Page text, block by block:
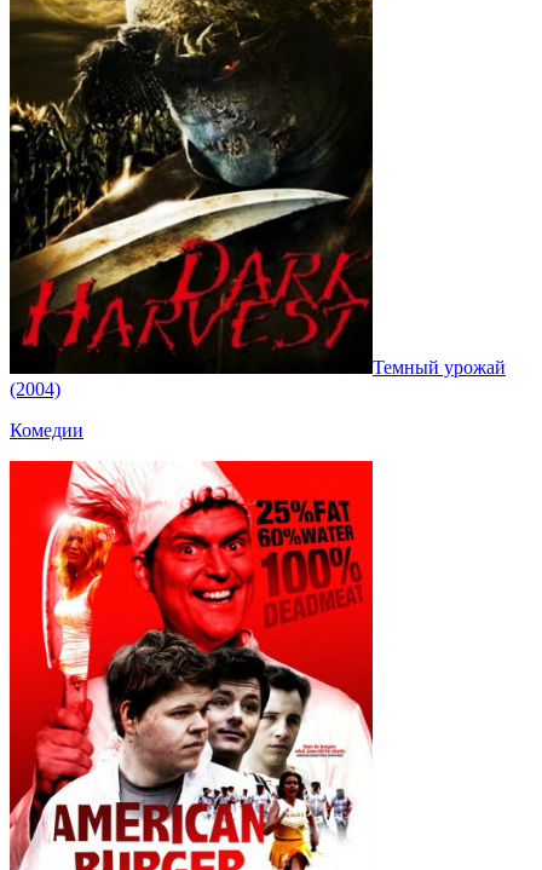
Темный урожай
(2004)
Комедии